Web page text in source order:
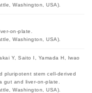
Washington, USA).
on-plate.
Washington, USA).
Y, Saito I, Yamada H, Iwao
pluripotent stem cell-derived
and liver-on-plate.
Washington, USA).